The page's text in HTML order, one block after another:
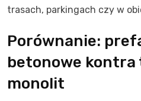
trasach, parkingach czy w
Porównanie:
betonowe
monolit